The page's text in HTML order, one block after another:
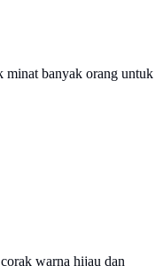
minat banyak orang untuk
warna hijau dan